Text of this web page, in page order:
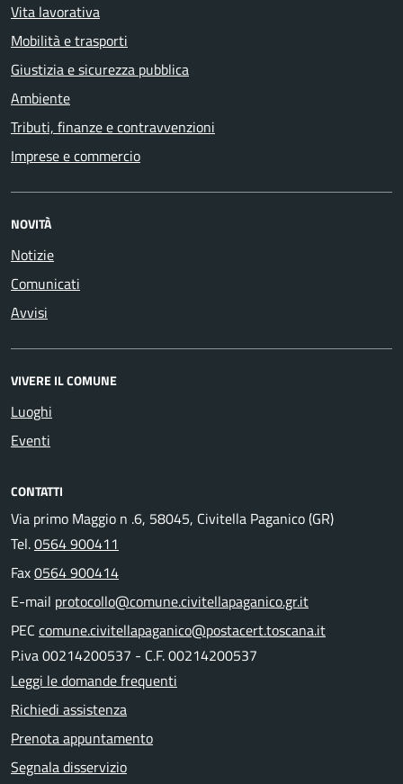
Vita lavorativa
Mobilità e trasporti
Giustizia e sicurezza pubblica
Ambiente
Tributi, finanze e contravvenzioni
Imprese e commercio
NOVITÀ
Notizie
Comunicati
Avvisi
VIVERE IL COMUNE
Luoghi
Eventi
CONTATTI
Via primo Maggio n .6, 58045, Civitella Paganico (GR)
Tel.0564 900411
Fax0564 900414
E-mail protocollo@comune.civitellapaganico.gr.it
PEC comune.civitellapaganico@postacert.toscana.it
P.iva 00214200537 - C.F. 00214200537
Leggi le domande frequenti
Richiedi assistenza
Prenota appuntamento
Segnala disservizio